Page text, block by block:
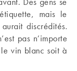
mais le
discrédités.
pas n’importe
vin blanc soit à